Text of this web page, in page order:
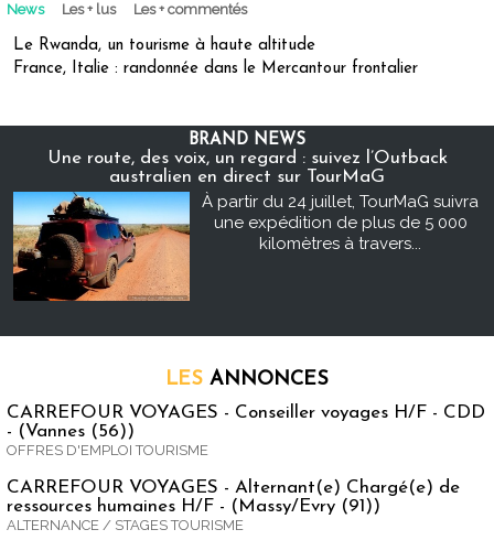
News Les + lus Les + commentés
Le Rwanda, un tourisme à haute altitude
France, Italie : randonnée dans le Mercantour frontalier
BRAND NEWS
Une route, des voix, un regard : suivez l’Outback
australien en direct sur TourMaG
À partir du 24 juillet, TourMaG suivra
une expédition de plus de 5 000
kilomètres à travers...
LES ANNONCES
CARREFOUR VOYAGES - Conseiller voyages H/F - CDD
- (Vannes (56))
OFFRES D'EMPLOI TOURISME
CARREFOUR VOYAGES - Alternant(e) Chargé(e) de
ressources humaines H/F - (Massy/Evry (91))
ALTERNANCE / STAGES TOURISME